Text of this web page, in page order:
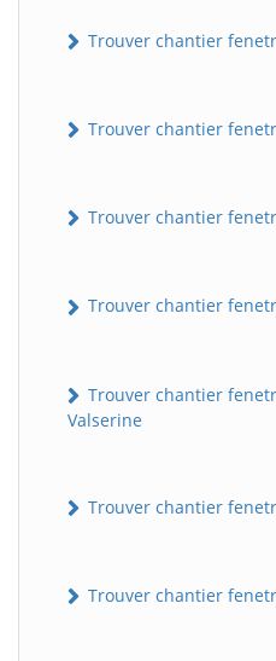
Trouver chantier
Trouver chantier
Trouver chantier
Trouver chantier
Trouver chantier
Valserine
Trouver chantier
Trouver chantier